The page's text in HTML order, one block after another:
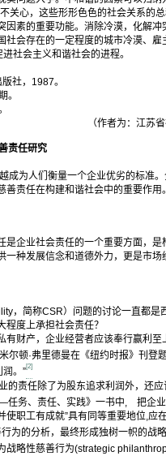
关心，这些形形色色的社会关系的
素的重要功能。消除冷漠，化解
会存在的一定程度的城市冷漠、
社会主义和谐社会的进程。
社，1987。
。
（作者为：江苏
责任研究
成为人们衡量一个企业优劣的标准
责任在构建和谐社会中的重要作
业社会责任的一个重要方面，是
种发展信念和道德外力，更是市
简称CSR）问题的讨论一直都是
度上承担社会责任？
产，企业经营者应该奉行赢利至
顿·弗里德曼在《纽约时报》刊登
。”
[2]
责任除了为股东追求利润外，还
任务、责任、实践》一书中, 把企
职工有成就”具有同等重要地位,应
为的分析，最终形成独树一帜的战
略性慈善行为(strategic